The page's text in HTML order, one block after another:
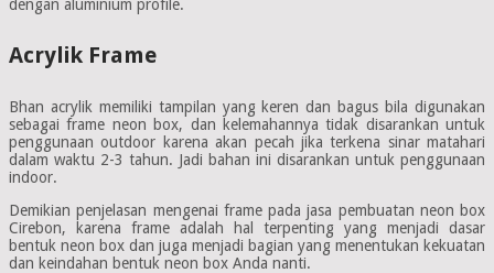
dengan aluminium profile.
Acrylik Frame
Bhan acrylik memiliki tampilan yang keren dan bagus bila digunakan
sebagai frame neon box, dan kelemahannya tidak disarankan untuk
penggunaan outdoor karena akan pecah jika terkena sinar matahari
dalam waktu 2-3 tahun. Jadi bahan ini disarankan untuk penggunaan
indoor.
Demikian penjelasan mengenai frame pada jasa pembuatan neon box
Cirebon, karena frame adalah hal terpenting yang menjadi dasar
bentuk neon box dan juga menjadi bagian yang menentukan kekuatan
dan keindahan bentuk neon box Anda nanti.